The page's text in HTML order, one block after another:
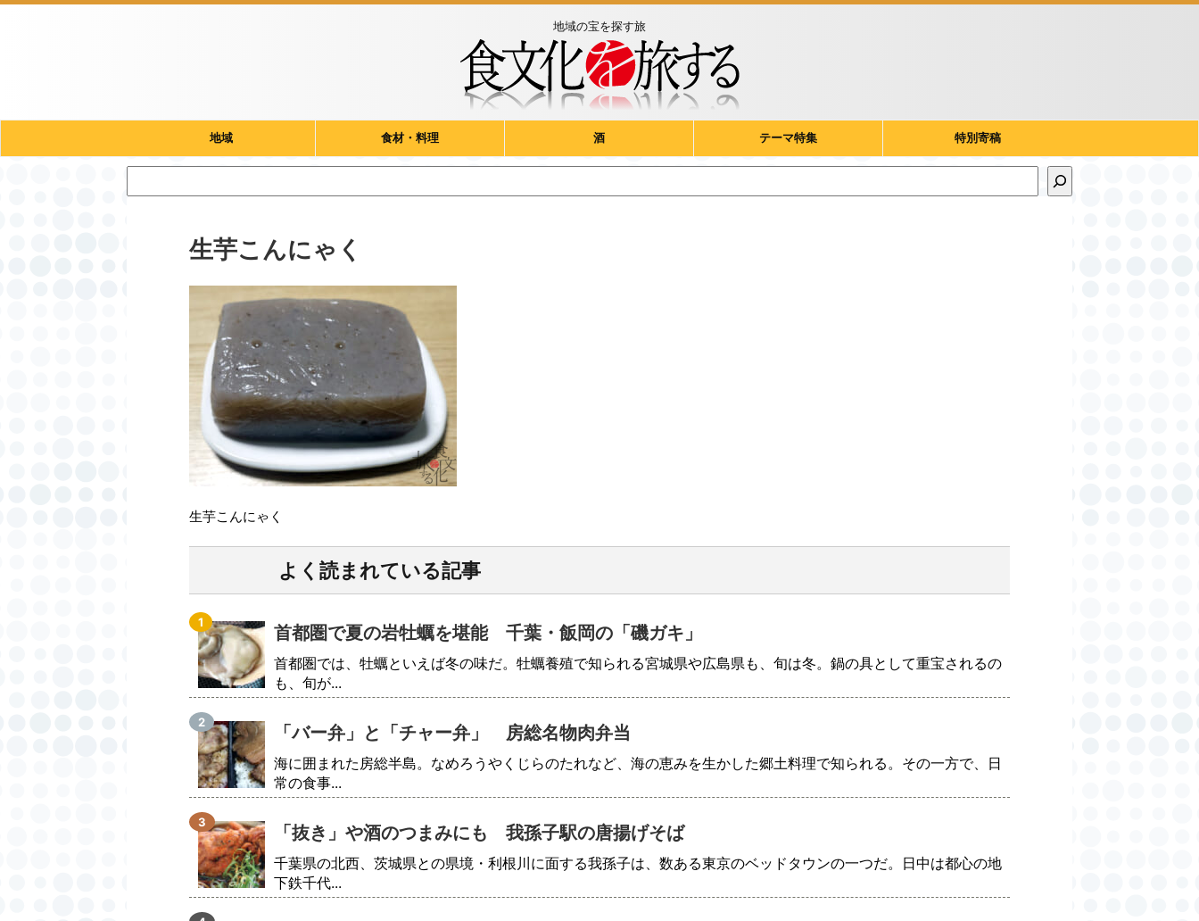
地域の宝を探す旅
地域 食材・料理 酒 テーマ特集 特別寄稿
生芋こんにゃく
生芋こんにゃく
よく読まれている記事
首都圏で夏の岩牡蠣を堪能 千葉・飯岡の「磯ガキ」
首都圏では、牡蠣といえば冬の味だ。牡蠣養殖で知られる宮城県や広島県も、旬は冬。鍋の具として重宝されるの
も、旬が...
「バー弁」と「チャー弁」 房総名物肉弁当
海に囲まれた房総半島。なめろうやくじらのたれなど、海の恵みを生かした郷土料理で知られる。その一方で、日
常の食事...
「抜き」や酒のつまみにも 我孫子駅の唐揚げそば
千葉県の北西、茨城県との県境・利根川に面する我孫子は、数ある東京のベッドタウンの一つだ。日中は都心の地
下鉄千代...